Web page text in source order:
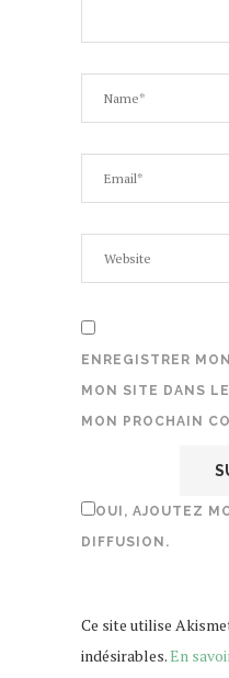
ENREGISTRER
MON SITE DANS
MON PROCHAIN
OUI, AJOUTEZ
DIFFUSION.
Ce site utilise
indésirables.En